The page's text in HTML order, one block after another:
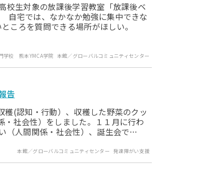
校生対象の放課後学習教室「放課後ベ
宅では、なかなか勉強に集中できな
ころを質問できる場所がほしい。
学校 熊本YMCA学院 本館／グローバルコミュニティセンター
告
(認知・行動）、収穫した野菜のクッ
社会性）をしました。１１月に行わ
（人間関係・社会性）、誕生会で…
本館／グローバルコミュニティセンター 発達障がい支援